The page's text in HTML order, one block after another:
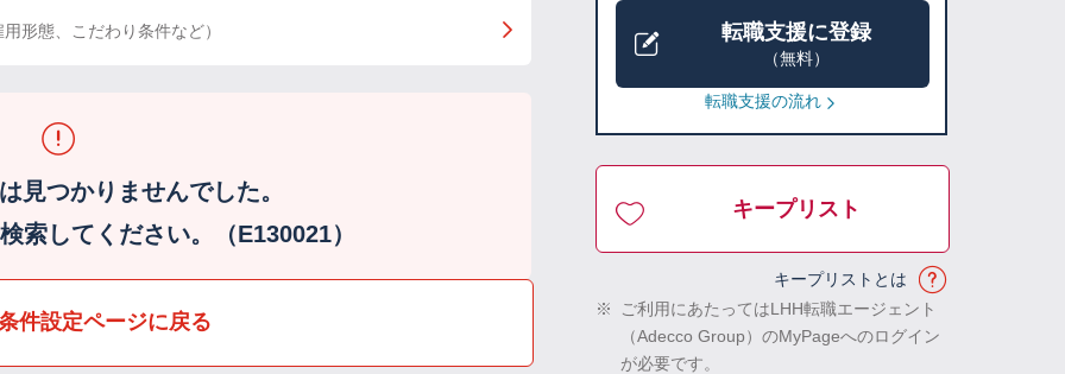
形態、こだわり条件など）
見つかりませんでした。
索してください。（E130021）
件設定ページに戻る
転職支援に登録
（無料）
転職支援の流れ
キープリスト
キープリストとは
※
ご利用にあたってはLHH転職エージェント
（Adecco Group）のMyPageへのログイン
が必要です。